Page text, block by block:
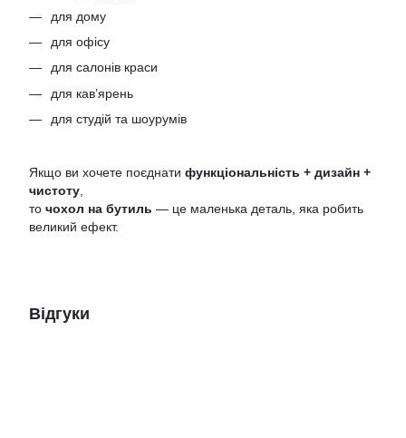
для дому
для офісу
для салонів краси
для кав’ярень
для студій та шоурумів
Якщо ви хочете поєднати функціональність + дизайн +
чистоту
то чохол на бутиль — це маленька деталь, яка робить
великий ефект.
Відгуки